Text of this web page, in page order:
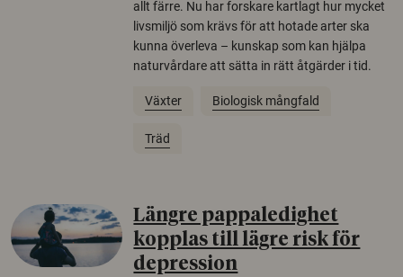
allt färre. Nu har forskare kartlagt hur mycket
livsmiljö som krävs för att hotade arter ska
kunna överleva – kunskap som kan hjälpa
naturvårdare att sätta in rätt åtgärder i tid.
Växter Biologisk mångfald
Träd
Längre pappaledighet
kopplas till lägre risk för
depression